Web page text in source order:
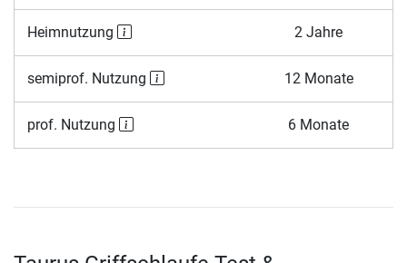
Heimnutzung 2 Jahre
semiprof. Nutzung 12 Monate
prof. Nutzung 6 Monate